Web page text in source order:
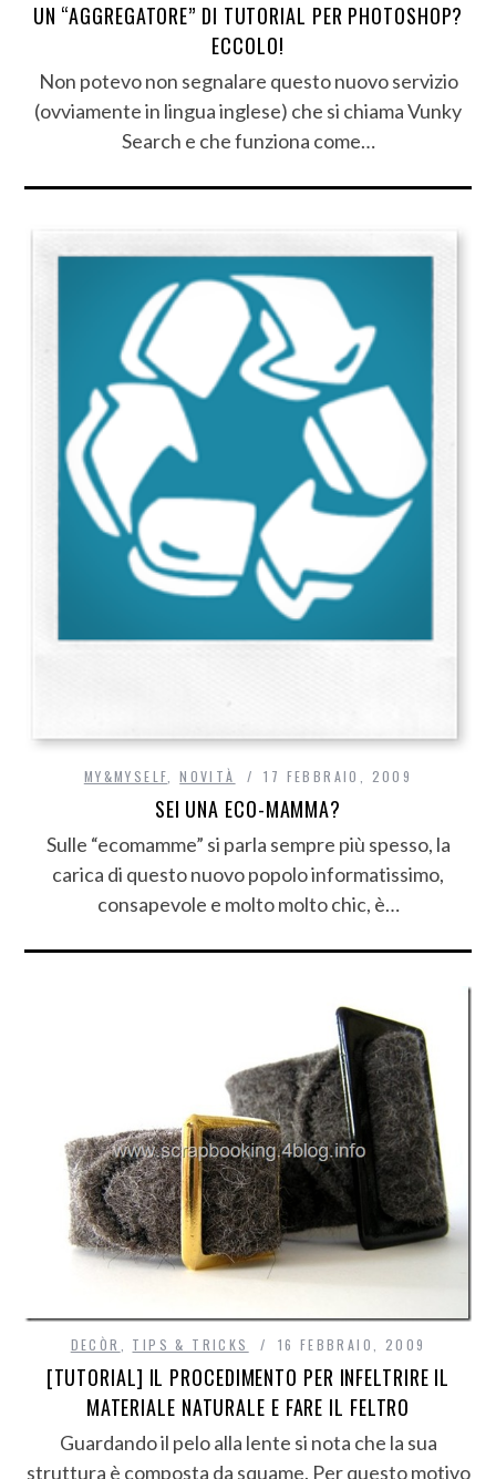
UN “AGGREGATORE” DI TUTORIAL PER PHOTOSHOP?
ECCOLO!
Non potevo non segnalare questo nuovo servizio
(ovviamente in lingua inglese) che si chiama Vunky
Search e che funziona come…
MY&MYSELF ,NOVITÀ 17 FEBBRAIO, 2009
SEI UNA ECO-MAMMA?
Sulle “ecomamme” si parla sempre più spesso, la
carica di questo nuovo popolo informatissimo,
consapevole e molto molto chic, è…
DECÒR TIPS & TRICKS 16 FEBBRAIO, 2009
[TUTORIAL] IL PROCEDIMENTO PER INFELTRIRE IL
MATERIALE NATURALE E FARE IL FELTRO
Guardando il pelo alla lente si nota che la sua
struttura è composta da squame. Per questo motivo